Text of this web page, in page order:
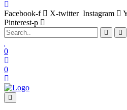
Facebook-f X-twitter Instagram
Pinterest-p
0
0